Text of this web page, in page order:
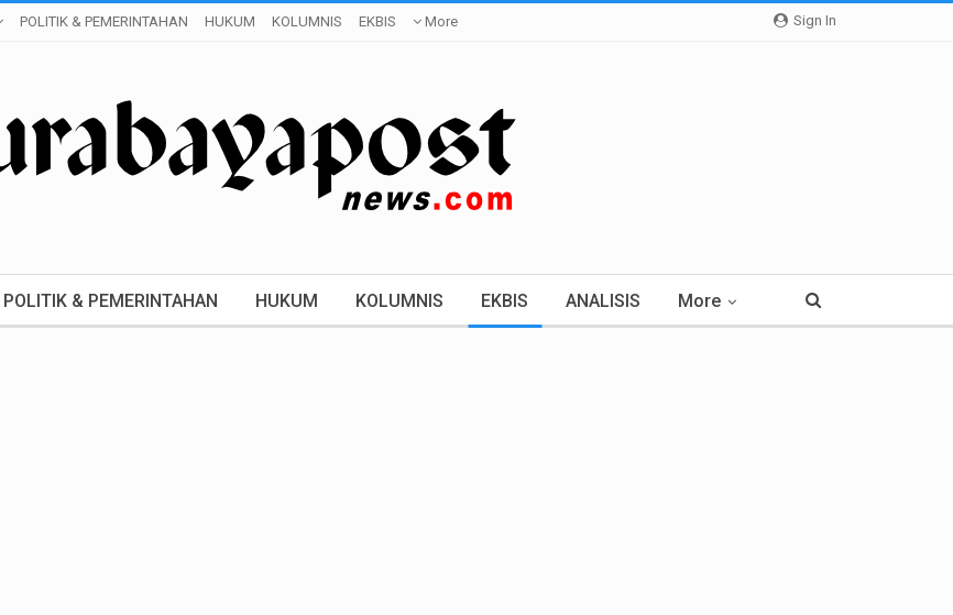
Sign In
POLITIK & PEMERINTAHAN HUKUM KOLUMNIS EKBIS More
POLITIK & PEMERINTAHAN HUKUM KOLUMNIS EKBIS ANALISIS More